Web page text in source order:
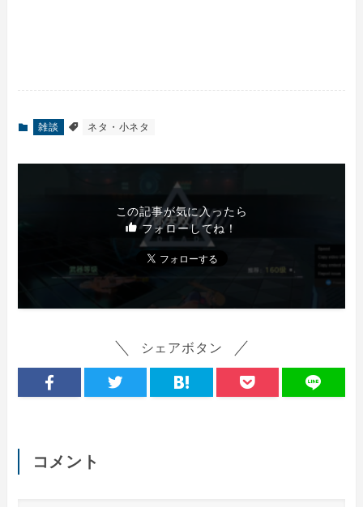
雑談 ネタ・小ネタ
この記事が気に入ったら
フォローしてね！
シェアボタン
コメント